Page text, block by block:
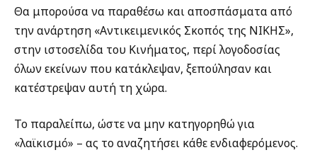
Θα μπορούσα να παραθέσω και αποσπάσματα από
την ανάρτηση «Αντικειμενικός Σκοπός της ΝΙΚΗΣ»,
στην ιστοσελίδα του Κινήματος, περί λογοδοσίας
όλων εκείνων που κατάκλεψαν, ξεπούλησαν και
κατέστρεψαν αυτή τη χώρα.
Το παραλείπω, ώστε να μην κατηγορηθώ για
«λαϊκισμό» – ας το αναζητήσει κάθε ενδιαφερόμενος.